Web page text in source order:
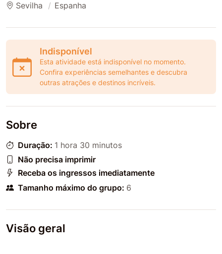
Sevilha Espanha
Indisponível
Esta atividade está indisponível no momento.
Confira experiências semelhantes e descubra
outras atrações e destinos incríveis.
Sobre
Duração: 1 hora 30 minutos
Não precisa imprimir
Receba os ingressos imediatamente
Tamanho máximo do grupo: 6
Visão geral